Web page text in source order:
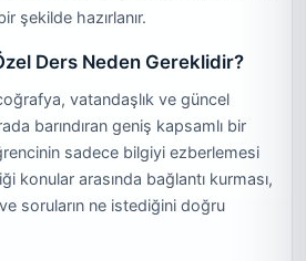
şekilde hazırlanır.
Ders Neden Gereklidir?
vatandaşlık ve güncel
barındıran geniş kapsamlı bir
sadece bilgiyi ezberlemesi
konular arasında bağlantı kurması,
soruların ne istediğini doğru